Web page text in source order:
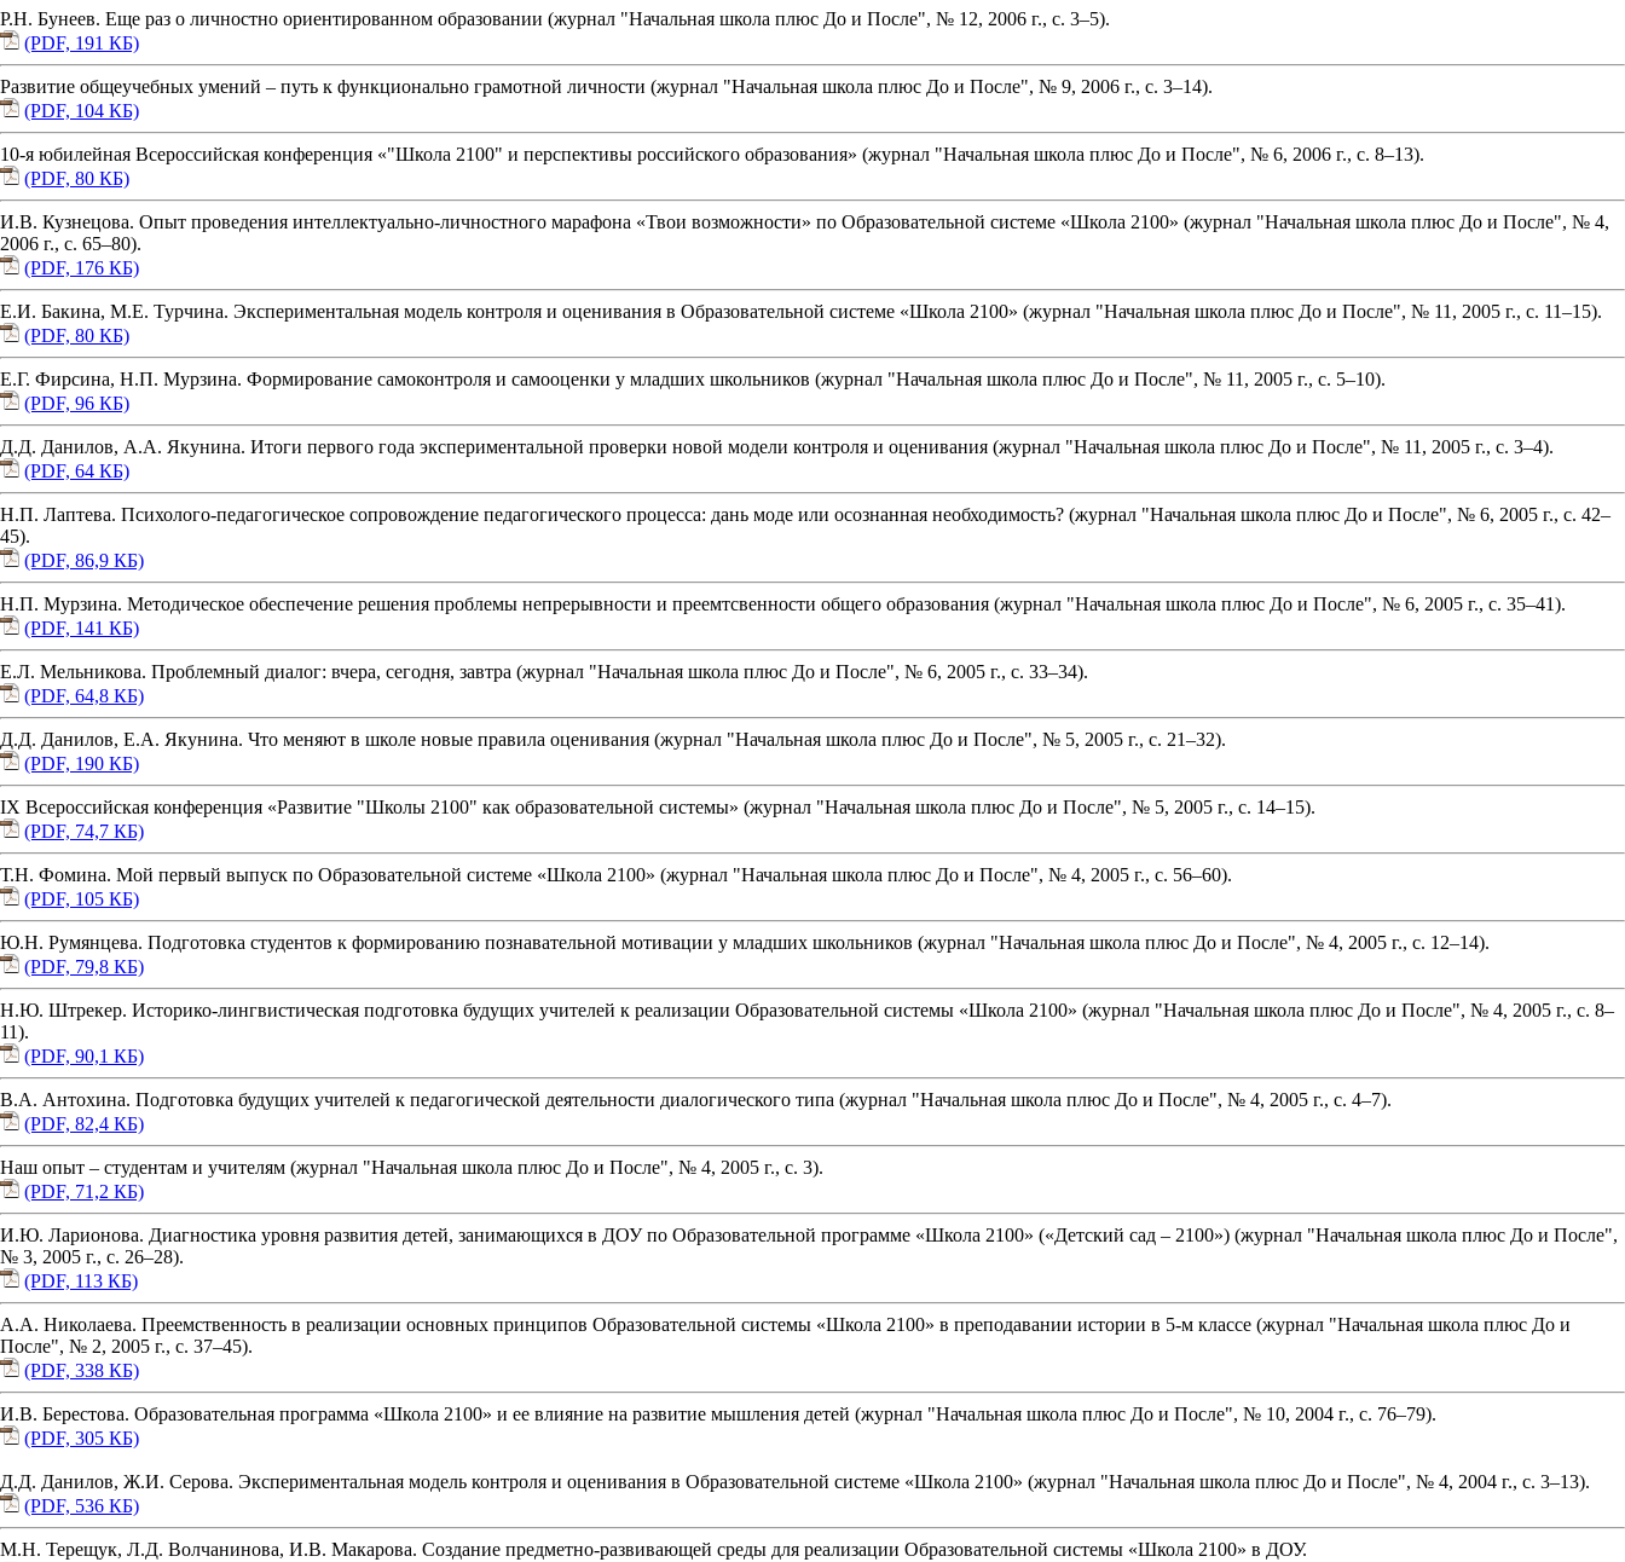
Р.Н. Бунеев. Еще раз о личностно ориентированном образовании (журнал "Начальная школа плюс До и После", № 12, 2006 г., с. 3–5).
(PDF, 191 КБ)
Развитие общеучебных умений – путь к функционально грамотной личности (журнал "Начальная школа плюс До и После", № 9, 2006 г., с. 3–14).
(PDF, 104 КБ)
10-я юбилейная Всероссийская конференция «"Школа 2100" и перспективы российского образования» (журнал "Начальная школа плюс До и После", № 6, 2006 г., с. 8–13).
(PDF, 80 КБ)
И.В. Кузнецова. Опыт проведения интеллектуально-личностного марафона «Твои возможности» по Образовательной системе «Школа 2100» (журнал "Начальная школа плюс До и После", № 4,
2006 г., с. 65–80).
(PDF, 176 КБ)
Е.И. Бакина, М.Е. Турчина. Экспериментальная модель контроля и оценивания в Образовательной системе «Школа 2100» (журнал "Начальная школа плюс До и После", № 11, 2005 г., с. 11–15).
(PDF, 80 КБ)
Е.Г. Фирсина, Н.П. Мурзина. Формирование самоконтроля и самооценки у младших школьников (журнал "Начальная школа плюс До и После", № 11, 2005 г., с. 5–10).
(PDF, 96 КБ)
Д.Д. Данилов, А.А. Якунина. Итоги первого года экспериментальной проверки новой модели контроля и оценивания (журнал "Начальная школа плюс До и После", № 11, 2005 г., с. 3–4).
(PDF, 64 КБ)
Н.П. Лаптева. Психолого-педагогическое сопровождение педагогического процесса: дань моде или осознанная необходимость? (журнал "Начальная школа плюс До и После", № 6, 2005 г., с. 42–
45).
(PDF, 86,9 КБ)
Н.П. Мурзина. Методическое обеспечение решения проблемы непрерывности и преемтсвенности общего образования (журнал "Начальная школа плюс До и После", № 6, 2005 г., с. 35–41).
(PDF, 141 КБ)
Е.Л. Мельникова. Проблемный диалог: вчера, сегодня, завтра (журнал "Начальная школа плюс До и После", № 6, 2005 г., с. 33–34).
(PDF, 64,8 КБ)
Д.Д. Данилов, Е.А. Якунина. Что меняют в школе новые правила оценивания (журнал "Начальная школа плюс До и После", № 5, 2005 г., с. 21–32).
(PDF, 190 КБ)
IX Всероссийская конференция «Развитие "Школы 2100" как образовательной системы» (журнал "Начальная школа плюс До и После", № 5, 2005 г., с. 14–15).
(PDF, 74,7 КБ)
Т.Н. Фомина. Мой первый выпуск по Образовательной системе «Школа 2100» (журнал "Начальная школа плюс До и После", № 4, 2005 г., с. 56–60).
(PDF, 105 КБ)
Ю.Н. Румянцева. Подготовка студентов к формированию познавательной мотивации у младших школьников (журнал "Начальная школа плюс До и После", № 4, 2005 г., с. 12–14).
(PDF, 79,8 КБ)
Н.Ю. Штрекер. Историко-лингвистическая подготовка будущих учителей к реализации Образовательной системы «Школа 2100» (журнал "Начальная школа плюс До и После", № 4, 2005 г., с. 8–
11).
(PDF, 90,1 КБ)
В.А. Антохина. Подготовка будущих учителей к педагогической деятельности диалогического типа (журнал "Начальная школа плюс До и После", № 4, 2005 г., с. 4–7).
(PDF, 82,4 КБ)
Наш опыт – студентам и учителям (журнал "Начальная школа плюс До и После", № 4, 2005 г., с. 3).
(PDF, 71,2 КБ)
И.Ю. Ларионова. Диагностика уровня развития детей, занимающихся в ДОУ по Образовательной программе «Школа 2100» («Детский сад – 2100») (журнал "Начальная школа плюс До и После",
№ 3, 2005 г., с. 26–28).
(PDF, 113 КБ)
А.А. Николаева. Преемственность в реализации основных принципов Образовательной системы «Школа 2100» в преподавании истории в 5-м классе (журнал "Начальная школа плюс До и
После", № 2, 2005 г., с. 37–45).
(PDF, 338 КБ)
И.В. Берестова. Образовательная программа «Школа 2100» и ее влияние на развитие мышления детей (журнал "Начальная школа плюс До и После", № 10, 2004 г., с. 76–79).
(PDF, 305 КБ)
Д.Д. Данилов, Ж.И. Серова. Экспериментальная модель контроля и оценивания в Образовательной системе «Школа 2100» (журнал "Начальная школа плюс До и После", № 4, 2004 г., с. 3–13).
(PDF, 536 КБ)
М.Н. Терещук, Л.Д. Волчанинова, И.В. Макарова. Создание предметно-развивающей среды для реализации Образовательной системы «Школа 2100» в ДОУ.